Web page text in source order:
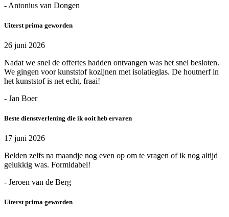
- Antonius van Dongen
Uiterst prima geworden
26 juni 2026
Nadat we snel de offertes hadden ontvangen was het snel besloten.
We gingen voor kunststof kozijnen met isolatieglas. De houtnerf in
het kunststof is net echt, fraai!
- Jan Boer
Beste dienstverlening die ik ooit heb ervaren
17 juni 2026
Belden zelfs na maandje nog even op om te vragen of ik nog altijd
gelukkig was. Formidabel!
- Jeroen van de Berg
Uiterst prima geworden